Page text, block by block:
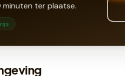
minuten ter plaatse.